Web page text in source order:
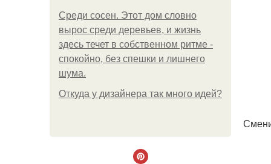
Среди сосен. Этот дом словно
вырос среди деревьев, и жизнь
здесь течет в собственном ритме -
спокойно, без спешки и лишнего
шума.
Откуда у дизайнера так много идей?